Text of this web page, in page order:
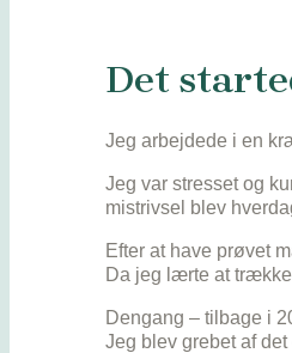
Det
Jeg arbejdede i en
Jeg var stresset og
mistrivsel blev
Efter at have prøvet
Da jeg lærte at trække
Dengang – tilbage i
Jeg blev grebet af